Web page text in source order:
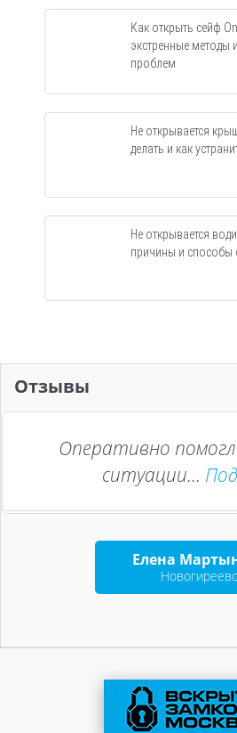
Как открыть сейф
экстренные методы
проблем
Не открывается
делать и как
Не открывается
причины и способы
Отзывы
Оперативно
ситуации...
Елена